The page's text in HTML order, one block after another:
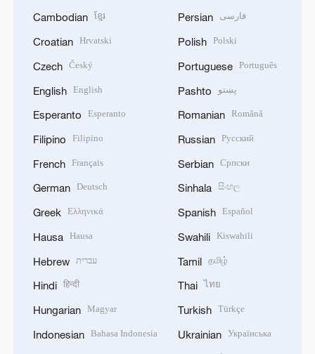
Cambodian ខ្មែរ
Croatian Hrvatski
Czech Český
English English
Esperanto Esperanto
Filipino Filipino
French Français
German Deutsch
Greek Ελληνικά
Hausa Hausa
Hebrew עברית
Hindi हिन्दी
Hungarian Magyar
Indonesian Bahasa Indonesia
Persian فارسی
Polish Polski
Portuguese Português
Pashto پښتو
Romanian Română
Russian Русский
Serbian Српски
Sinhala සිංහල
Spanish Español
Swahili Kiswahili
Tamil தமிழ்
Thai ไทย
Turkish Türkçe
Ukrainian Українська